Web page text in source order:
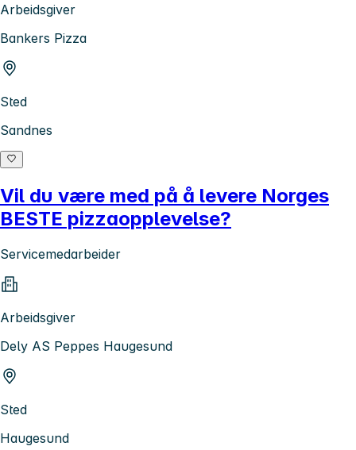
Arbeidsgiver
Bankers Pizza
Sted
Sandnes
Vil du være med på å levere Norges
BESTE pizzaopplevelse?
Servicemedarbeider
Arbeidsgiver
Dely AS Peppes Haugesund
Sted
Haugesund